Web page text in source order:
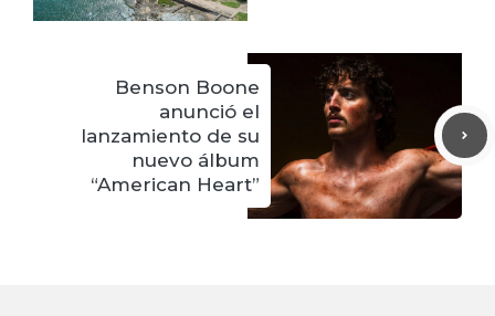
Benson Boone
anunció el
lanzamiento de su
nuevo álbum
“American Heart”